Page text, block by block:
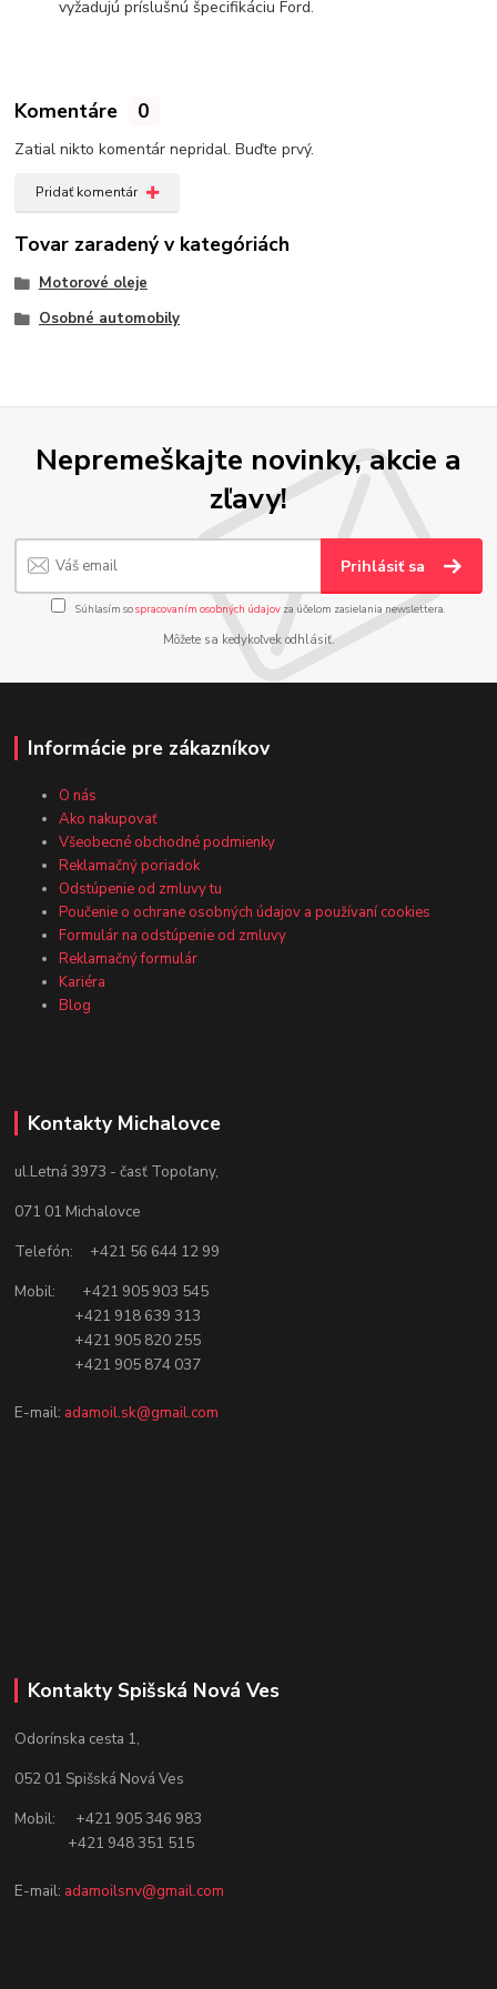
vyžadujú príslušnú špecifikáciu Ford.
Komentáre 0
Zatial nikto komentár nepridal. Buďte prvý.
Pridať komentár
Tovar zaradený v kategóriách
Motorové oleje
Osobné automobily
Nepremeškajte novinky, akcie a
zľavy!
Prihlásiť sa
Súhlasím sospracovaním osobných údajov za účelom zasielania newslettera.
Môžete sa kedykoľvek odhlásiť.
Informácie pre zákazníkov
O nás
Ako nakupovať
Všeobecné obchodné podmienky
Reklamačný poriadok
Odstúpenie od zmluvy tu
Poučenie o ochrane osobných údajov a používaní cookies
Formulár na odstúpenie od zmluvy
Reklamačný formulár
Kariéra
Blog
Kontakty Michalovce
ul.Letná 3973 - časť Topoľany,
071 01 Michalovce
Telefón: +421 56 644 12 99
Mobil: +421 905 903 545
+421 918 639 313
+421 905 820 255
+421 905 874 037
E-mail: adamoil.sk@gmail.com
Kontakty Spišská Nová Ves
Odorínska cesta 1,
052 01 Spišská Nová Ves
Mobil: +421 905 346 983
+421 948 351 515
E-mail: adamoilsnv@gmail.com